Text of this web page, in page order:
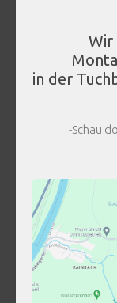
Wir
in der
-Schau